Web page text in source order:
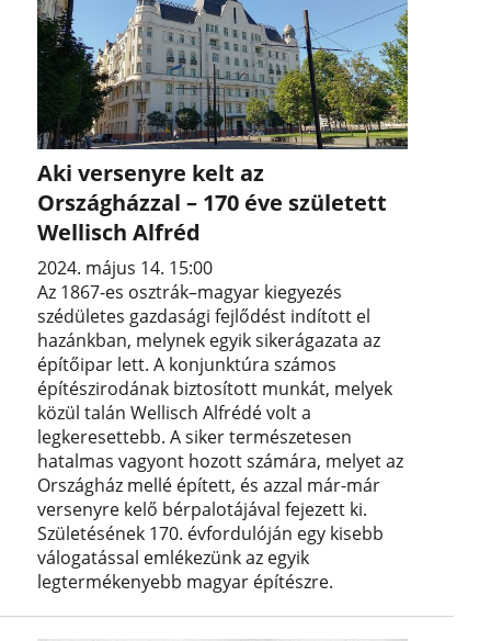
Aki versenyre kelt az
Országházzal – 170 éve született
Wellisch Alfréd
2024. május 14. 15:00
Az 1867-es osztrák–magyar kiegyezés
szédületes gazdasági fejlődést indított el
hazánkban, melynek egyik sikerágazata az
építőipar lett. A konjunktúra számos
építészirodának biztosított munkát, melyek
közül talán Wellisch Alfrédé volt a
legkeresettebb. A siker természetesen
hatalmas vagyont hozott számára, melyet az
Országház mellé épített, és azzal már-már
versenyre kelő bérpalotájával fejezett ki.
Születésének 170. évfordulóján egy kisebb
válogatással emlékezünk az egyik
legtermékenyebb magyar építészre.